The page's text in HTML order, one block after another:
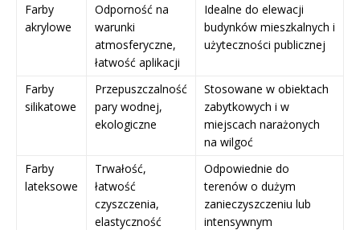
Farby
akrylowe
Odporność na
warunki
atmosferyczne,
łatwość aplikacji
Idealne do elewacji
budynków mieszkalnych i
użyteczności publicznej
Farby
silikatowe
Przepuszczalność
pary wodnej,
ekologiczne
Stosowane w obiektach
zabytkowych i w
miejscach narażonych
na wilgoć
Farby
lateksowe
Trwałość,
łatwość
czyszczenia,
elastyczność
Odpowiednie do
terenów o dużym
zanieczyszczeniu lub
intensywnym